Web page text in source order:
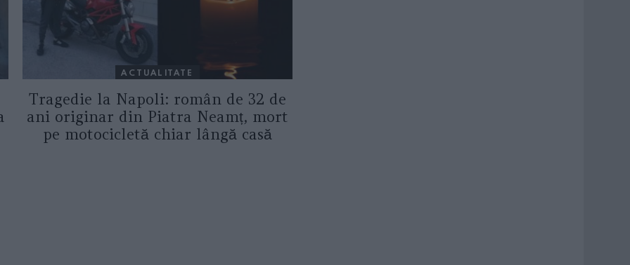
ACTUALITATE
Tragedie la Napoli: român de 32 de
ani originar din Piatra Neamț, mort
pe motocicletă chiar lângă casă